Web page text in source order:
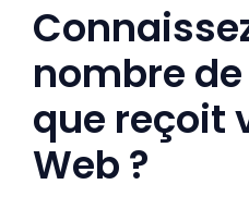
nombre
que reçoit
Web ?